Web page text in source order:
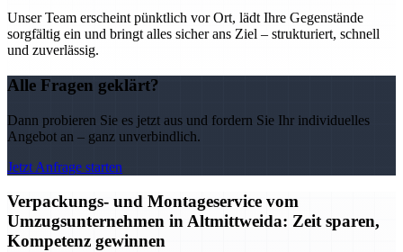
Unser Team erscheint pünktlich vor Ort, lädt Ihre Gegenstände
sorgfältig ein und bringt alles sicher ans Ziel – strukturiert, schnell
und zuverlässig.
Alle Fragen geklärt?
Dann probieren Sie es jetzt aus und fordern Sie Ihr individuelles
Angebot an – ganz unverbindlich.
Jetzt Anfrage starten
Verpackungs- und Montageservice vom
Umzugsunternehmen in Altmittweida: Zeit sparen,
Kompetenz gewinnen